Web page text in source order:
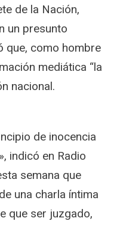
de la Nación,
un presunto
que, como hombre
mediática “la
nacional.
de inocencia
indicó en Radio
semana que
una charla íntima
que ser juzgado,